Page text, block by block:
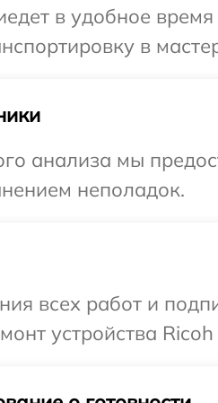
в удобное
в
анализа мы
неполадок.
всех работ и
устройства